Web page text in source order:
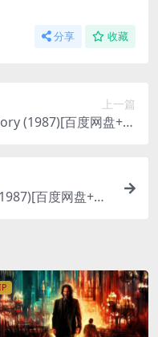
分享 收藏
上一篇
(1987)[百度网盘+夸
百度网盘+夸